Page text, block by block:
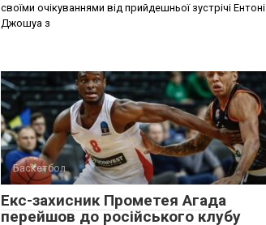
своїми очікуваннями від прийдешньої зустрічі Ентоні
Джошуа з
Баскетбол
Екс-захисник Прометея Агада
перейшов до російського клубу